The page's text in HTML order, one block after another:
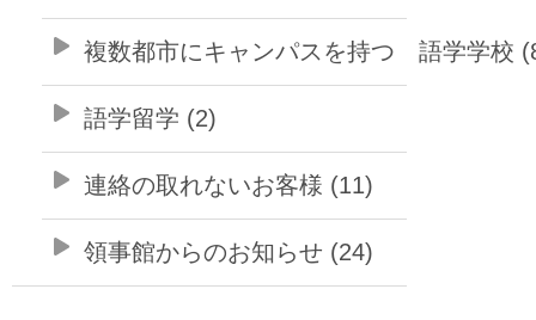
複数都市にキャンパスを持つ 語学学校
語学留学 (2)
連絡の取れないお客様 (11)
領事館からのお知らせ (24)